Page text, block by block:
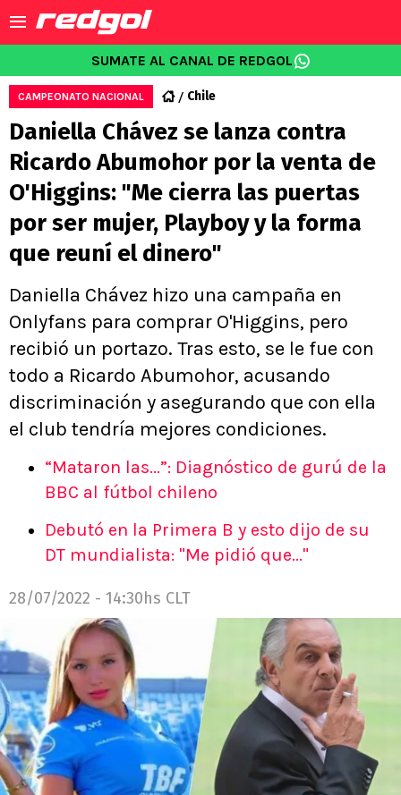
SUMATE AL CANAL DE REDGOL
CAMPEONATO NACIONAL Chile
Daniella Chávez se lanza contra
Ricardo Abumohor por la venta de
O'Higgins: "Me cierra las puertas
por ser mujer, Playboy y la forma
que reuní el dinero"
Daniella Chávez hizo una campaña en
Onlyfans para comprar O'Higgins, pero
recibió un portazo. Tras esto, se le fue con
todo a Ricardo Abumohor, acusando
discriminación y asegurando que con ella
el club tendría mejores condiciones.
“Mataron las...”: Diagnóstico de gurú de la
BBC al fútbol chileno
Debutó en la Primera B y esto dijo de su
DT mundialista: "Me pidió que..."
28/07/2022 - 14:30hs CLT